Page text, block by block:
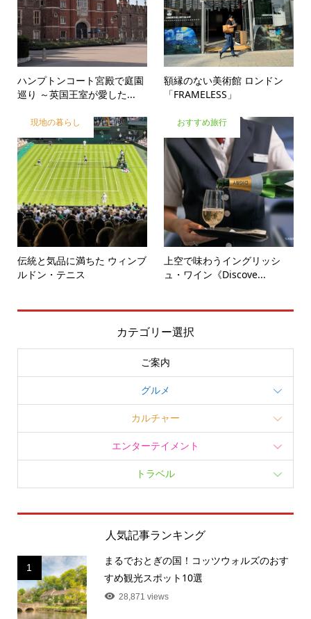
ハンプトンコート宮殿で庭園
巡り ～英国王室が愛した...
額縁のない美術館 ロンドン
「FRAMELESS」
現地の暮らし
伝統と気品に満ちた ウィンブ
ルドン・テニス
おすすめ旅行
上空で味わうイングリッシ
ュ・ワイン《Discove...
カテゴリー選択
ご案内
グルメ
カルチャー
エンターテイメント
トラベル
人気記事ランキング
1
まるでおとぎの国！コッツウォルズのおす
すめ観光スポット10選
28,871 views